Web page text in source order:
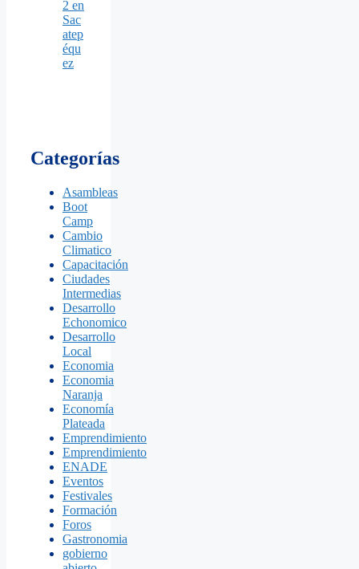
2 en
Sac
atep
équ
ez
Categorías
Asambleas
Boot
Camp
Cambio
Climatico
Capacitación
Ciudades
Intermedias
Desarrollo
Echonomico
Desarrollo
Local
Economia
Economia
Naranja
Economía
Plateada
Emprendimiento
Emprendimiento
ENADE
Eventos
Festivales
Formación
Foros
Gastronomia
gobierno